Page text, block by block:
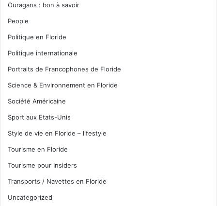
Ouragans : bon à savoir
People
Politique en Floride
Politique internationale
Portraits de Francophones de Floride
Science & Environnement en Floride
Société Américaine
Sport aux Etats-Unis
Style de vie en Floride – lifestyle
Tourisme en Floride
Tourisme pour Insiders
Transports / Navettes en Floride
Uncategorized